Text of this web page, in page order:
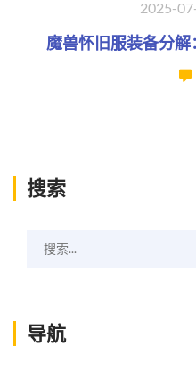
2025-
魔兽怀旧服装备分
搜索
搜索...
导航